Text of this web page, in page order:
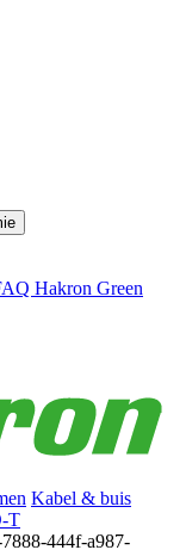
Hakron Green
Kabel & buis
T